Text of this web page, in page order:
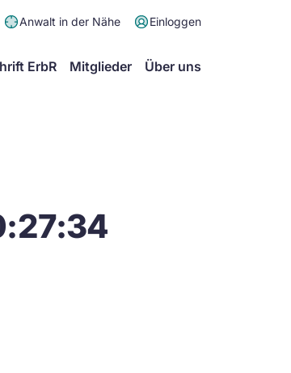
Anwalt in der Nähe Einloggen
ErbR Mitglieder Über uns